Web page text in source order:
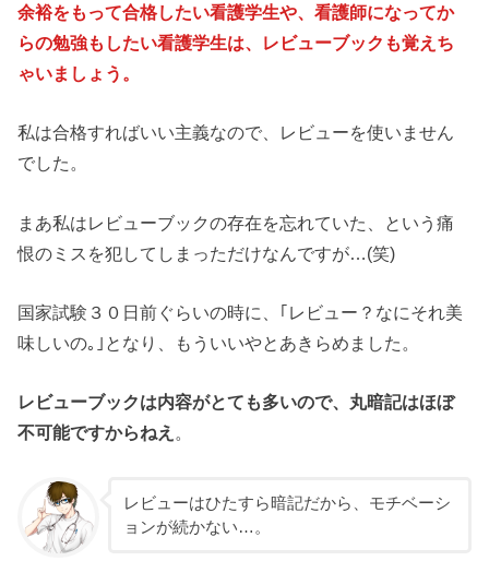
余裕をもって合格したい看護学生や、看護師になってか
らの勉強もしたい看護学生は、レビューブックも覚えち
ゃいましょう。
私は合格すればいい主義なので、レビューを使いません
でした。
まあ私はレビューブックの存在を忘れていた、という痛
恨のミスを犯してしまっただけなんですが…(笑)
国家試験３０日前ぐらいの時に、｢レビュー？なにそれ美
味しいの｡｣となり、もういいやとあきらめました。
レビューブックは内容がとても多いので、丸暗記はほぼ
不可能ですからねえ 。
レビューはひたすら暗記だから、モチベーシ
ョンが続かない…。